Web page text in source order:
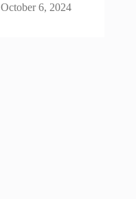
October 6, 2024